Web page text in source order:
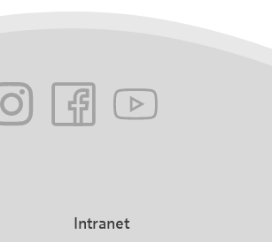
Intranet